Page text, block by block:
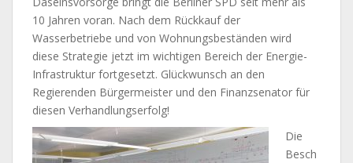
10 Jahren voran. Nach dem Rückkauf der
Wasserbetriebe und von Wohnungsbeständen wird
diese Strategie jetzt im wichtigen Bereich der Energie-
Infrastruktur fortgesetzt. Glückwunsch an den
Regierenden Bürgermeister und den Finanzsenator für
diesen Verhandlungserfolg!
Die
Besch